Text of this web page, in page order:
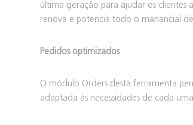
última geração para ajudar os clientes
renova e potencia todo o manancial
Pedidos optimizados
O módulo Orders desta ferramenta
adaptada às necessidades de cada